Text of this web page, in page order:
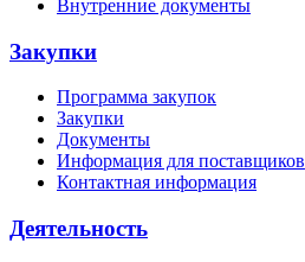
Внутренние документы
Закупки
Программа закупок
Закупки
Документы
Информация для поставщиков
Контактная информация
Деятельность